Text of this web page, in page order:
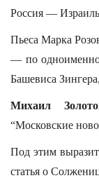
Россия —
Пьеса Марка
— по
Башевиса
Михаил
“Московские
Под этим
статья о